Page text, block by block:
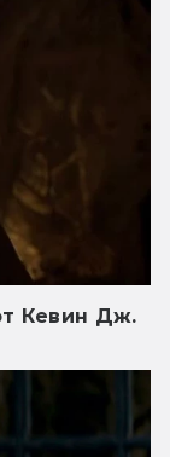
Кевин Дж.